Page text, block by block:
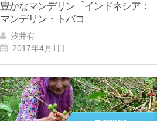
豊かなマンデリン「インドネシア：
マンデリン・トバコ」
汐井有
2017年4月1日